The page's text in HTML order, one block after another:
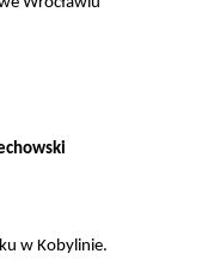
w Kobylinie.